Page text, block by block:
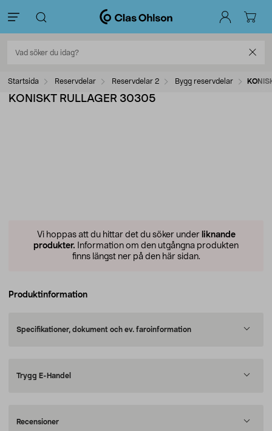
Startsida Reservdelar Reservdelar 2 Bygg reservdelar
KONISKT RULLAGER 30305
Vi hoppas att du hittar det du söker under liknande
produkter. Information om den utgångna produkten
finns längst ner på den här sidan.
Produktinformation
Specifikationer, dokument och ev. faroinformation
Trygg E-Handel
Recensioner